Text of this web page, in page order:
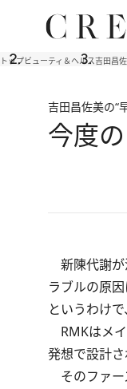
トップビューティ＆ヘルス吉田昌
吉田昌佐美の“
今度
新陳代謝が
ラブルの原
というわけ
RMKはメ
発想で設計さ
そのファー